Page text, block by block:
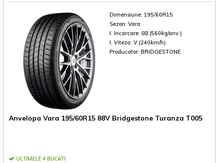
Dimensiune: 195/60R15
Sezon: Vara
I. Incarcare: 88 (560kg/anv.)
I. Viteza: V (240km/h)
Producator: BRIDGESTONE
Anvelopa Vara 195/60R15 88V Bridgestone Turanza T005
ULTIMELE 4 BUCATI